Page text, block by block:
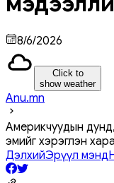
8/6/2026
Click to
show weather
Anu.mn
Америкчуудын
эмийг хэрэглэн
ДэлхийЭрүүл мэнд